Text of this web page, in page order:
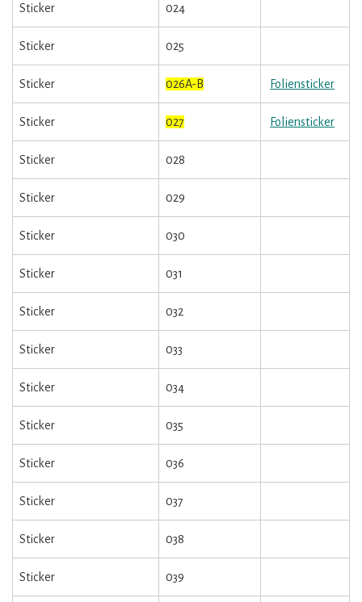
Sticker 024
Sticker 025
Sticker 026A-B Foliensticker
Sticker 027 Foliensticker
Sticker 028
Sticker 029
Sticker 030
Sticker 031
Sticker 032
Sticker 033
Sticker 034
Sticker 035
Sticker 036
Sticker 037
Sticker 038
Sticker 039